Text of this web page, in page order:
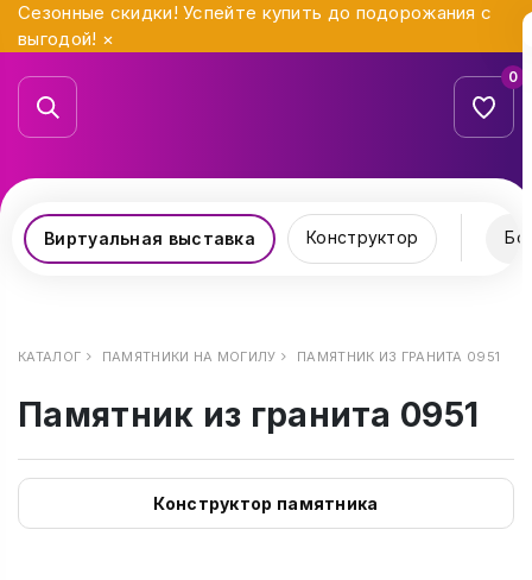
Сезонные скидки! Успейте купить до подорожания с
выгодой! ×
0
Виртуальная выставка Конструктор
КАТАЛОГ ПАМЯТНИКИ НА МОГИЛУ ПАМЯТНИК ИЗ ГРАНИТА 0951
Памятник из гранита 0951
Конструктор памятника